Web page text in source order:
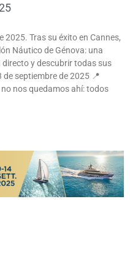
2025. Tras su éxito en Cannes,
Náutico de Génova: una
y descubrir todas sus
septiembre de 2025 📍
nos quedamos ahí: todos